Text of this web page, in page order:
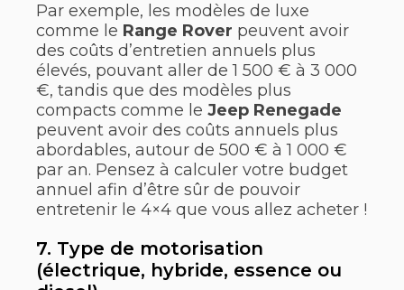
Par exemple, les modèles de luxe
comme le Range Rover peuvent avoir
des coûts d’entretien annuels plus
élevés, pouvant aller de 1 500 € à 3 000
€, tandis que des modèles plus
compacts comme le Jeep Renegade
peuvent avoir des coûts annuels plus
abordables, autour de 500 € à 1 000 €
par an. Pensez à calculer votre budget
annuel afin d’être sûr de pouvoir
entretenir le 4×4 que vous allez acheter !
7. Type de motorisation
(électrique, hybride, essence ou